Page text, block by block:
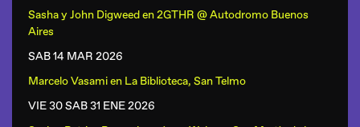
Sasha y John Digweeden2GTHR @ Autodromo Buenos
Aires
SAB 14 MAR 2026
Marcelo Vasamien La Biblioteca, San Telmo
VIE 30 SAB 31 ENE2026